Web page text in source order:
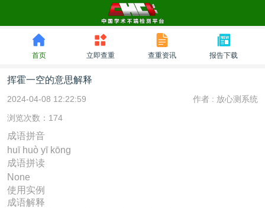
首页 立即查重 查重资讯 报告下载
挥霍一空的意思解释
2024-04-08 12:22:59 作者 : 放心测系统
浏览次数：174
成语拼音
huī huò yī kōng
成语拼读
None
使用实例
成语解释